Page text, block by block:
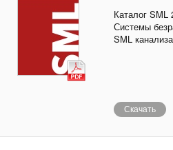
Каталог SML
Системы
SML
Скачать